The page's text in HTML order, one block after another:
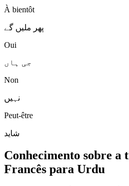
À bientôt
پھر ملیں گے
Oui
جی ہاں
Non
نہیں
Peut-être
شاید
Conhecimento sobre a
Francês para Urdu